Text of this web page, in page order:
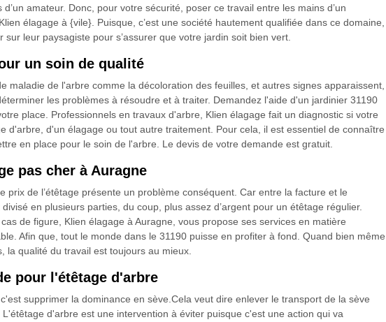
amateur. Donc, pour votre sécurité, poser ce travail entre les mains d’un
élagage à {vile}. Puisque, c’est une société hautement qualifiée dans ce domaine,
sur leur paysagiste pour s’assurer que votre jardin soit bien vert.
un soin de qualité
maladie de l'arbre comme la décoloration des feuilles, et autres signes apparaissent,
les problèmes à résoudre et à traiter. Demandez l'aide d'un jardinier 31190
place. Professionnels en travaux d'arbre, Klien élagage fait un diagnostic si votre
d'arbre, d'un élagage ou tout autre traitement. Pour cela, il est essentiel de connaître
en place pour le soin de l'arbre. Le devis de votre demande est gratuit.
pas cher à Auragne
prix de l’étêtage présente un problème conséquent. Car entre la facture et le
en plusieurs parties, du coup, plus assez d’argent pour un étêtage régulier.
de figure, Klien élagage à Auragne, vous propose ses services en matière
Afin que, tout le monde dans le 31190 puisse en profiter à fond. Quand bien même
la qualité du travail est toujours au mieux.
pour l'étêtage d'arbre
supprimer la dominance en sève.Cela veut dire enlever le transport de la sève
d'arbre est une intervention à éviter puisque c'est une action qui va